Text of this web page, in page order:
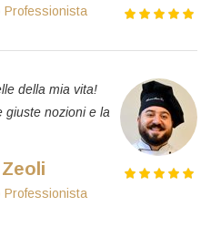
Professionista
della mia vita!
giuste nozioni e la
Professionista